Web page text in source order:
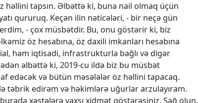
həllini tapsın. Əlbəttə ki, buna nail olmaq üçün
qururuq. Keçən ilin nəticələri, - bir neçə gün
- çox müsbətdir. Bu, onu göstərir ki, biz
öz hesabına, öz daxili imkanları hesabına
həm iqtisadi, infrastrukturla bağlı və digər
əlbəttə ki, 2019-cu ildə biz bu müsbət
edəcək və bütün məsələlər öz həllini tapacaq.
təbrik edirəm və həkimlərə uğurlar arzulayıram.
xəstələrə yaxşı xidmət göstərəsiniz. Sağ olun.